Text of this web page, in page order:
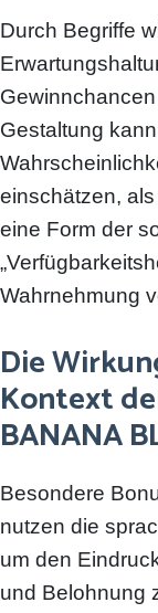
Durch Begriffe
Gestaltung
einschätzen,
eine Form der
Wahrnehmung
Die
Kontext
BANANA
Besondere
nutzen die
um den
und Belohnung